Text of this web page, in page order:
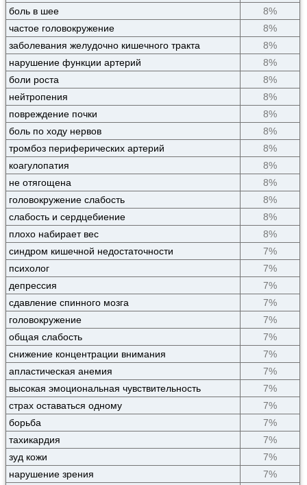
боль в шее
8%
частое головокружение
8%
заболевания желудочно кишечного тракта
8%
нарушение функции артерий
8%
боли роста
8%
нейтропения
8%
повреждение почки
8%
боль по ходу нервов
8%
тромбоз периферических артерий
8%
коагулопатия
8%
не отягощена
8%
головокружение слабость
8%
слабость и сердцебиение
8%
плохо набирает вес
8%
синдром кишечной недостаточности
7%
психолог
7%
депрессия
7%
сдавление спинного мозга
7%
головокружение
7%
общая слабость
7%
снижение концентрации внимания
7%
апластическая анемия
7%
высокая эмоциональная чувствительность
7%
страх оставаться одному
7%
борьба
7%
тахикардия
7%
зуд кожи
7%
нарушение зрения
7%